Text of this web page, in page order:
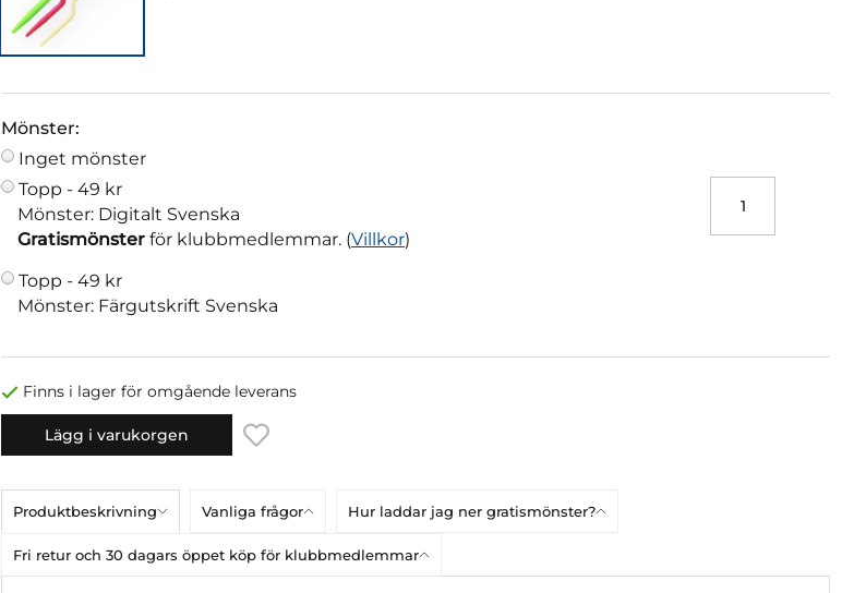
Mönster:
Inget mönster
Topp - 49 kr
Mönster: Digitalt Svenska
Gratismönster för klubbmedlemmar. (Villkor)
Topp - 49 kr
Mönster: Färgutskrift Svenska
Finns i lager för omgående leverans
Lägg i varukorgen
Produktbeskrivning Vanliga frågor Hur laddar jag ner gratismönster?
Fri retur och 30 dagars öppet köp för klubbmedlemmar